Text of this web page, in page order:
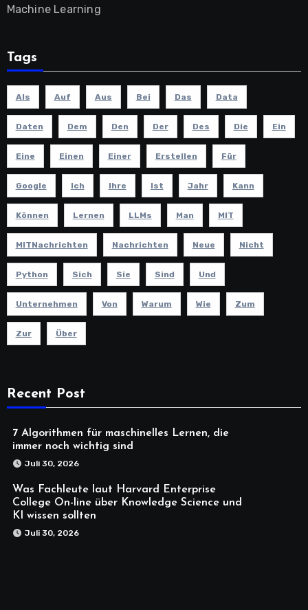
Machine Learning
Tags
Als Auf Aus Bei Das Data
Daten Dem Den Der Des Die Ein
Eine Einen Einer Erstellen Für
Google Ich Ihre Ist Jahr Kann
Können Lernen LLMs Man MIT
MITNachrichten Nachrichten Neue Nicht
Python Sich Sie Sind Und
Unternehmen Von Warum Wie Zum
Zur Über
Recent Post
7 Algorithmen für maschinelles Lernen, die
immer noch wichtig sind
Juli 30, 2026
Was Fachleute laut Harvard Enterprise
College On-line über Knowledge Science und
KI wissen sollten
Juli 30, 2026